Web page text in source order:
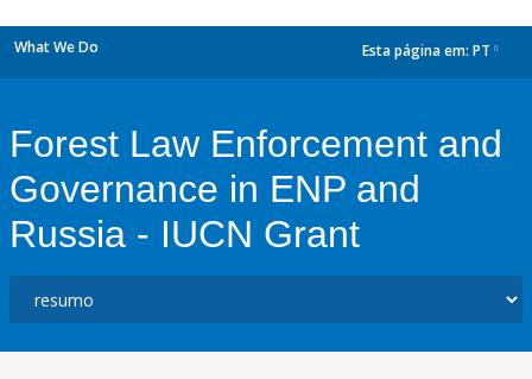
What We Do Esta página em: PT
Forest Law Enforcement and
Governance in ENP and
Russia - IUCN Grant